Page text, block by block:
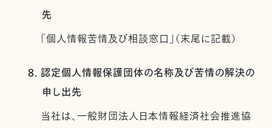
先
「個人情報苦情及び相談窓口」（末尾に記載）
8. 認定個人情報保護団体の名称及び苦情の解決の
申し出先
当社は、一般財団法人日本情報経済社会推進協